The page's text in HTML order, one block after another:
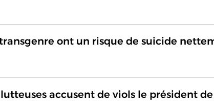
ont un risque de suicide
accusent de viols le président